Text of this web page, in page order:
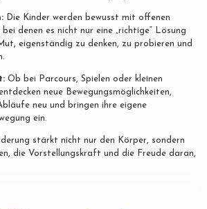
Die Kinder werden bewusst mit offenen
denen es nicht nur eine „richtige“ Lösung
eigenständig zu denken, zu probieren und
Ob bei Parcours, Spielen oder kleinen
neue Bewegungsmöglichkeiten,
neu und bringen ihre eigene
ein.
stärkt nicht nur den Körper, sondern
die Vorstellungskraft und die Freude daran,